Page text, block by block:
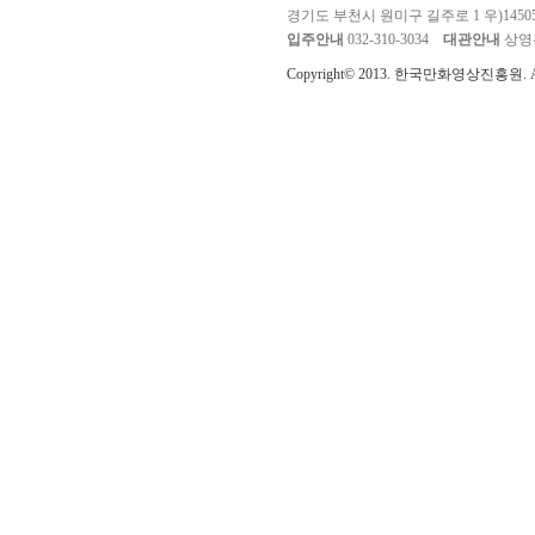
경기도 부천시 원미구 길주로 1 우
입주안내 032-310-3034 대관안내 상영
Copyright© 2013. 한국만화영상진흥원.